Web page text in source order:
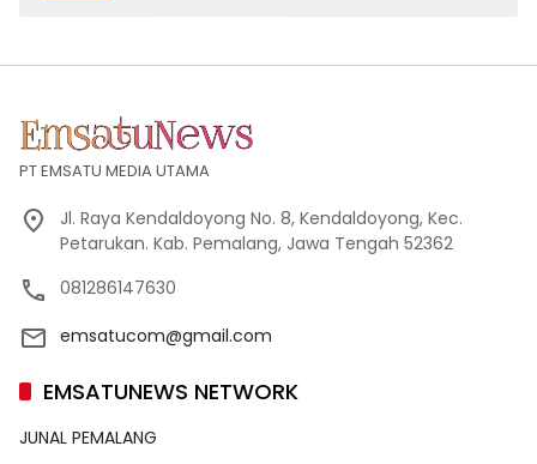
PT EMSATU MEDIA UTAMA
Jl. Raya Kendaldoyong No. 8, Kendaldoyong, Kec.
Petarukan. Kab. Pemalang, Jawa Tengah 52362
081286147630
emsatucom@gmail.com
EMSATUNEWS NETWORK
JUNAL PEMALANG